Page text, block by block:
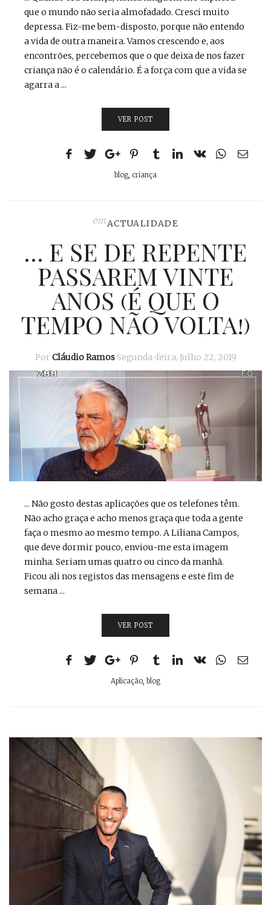
que o mundo não seria almofadado. Cresci muito
depressa. Fiz-me bem-disposto, porque não entendo
a vida de outra maneira. Vamos crescendo e, aos
encontrões, percebemos que o que deixa de nos fazer
criança não é o calendário. É a força com que a vida se
agarra a ...
VER POST
blog, criança
emACTUALIDADE
… E SE DE REPENTE
PASSAREM VINTE
ANOS (É QUE O
TEMPO NÃO VOLTA!)
Por Cláudio Ramos Segunda-feira, Julho 22, 2019
... Não gosto destas aplicações que os telefones têm.
Não acho graça e acho menos graça que toda a gente
faça o mesmo ao mesmo tempo. A Liliana Campos,
que deve dormir pouco, enviou-me esta imagem
minha. Seriam umas quatro ou cinco da manhã.
Ficou ali nos registos das mensagens e este fim de
semana ...
VER POST
Aplicação, blog